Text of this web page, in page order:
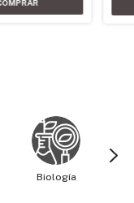
Biología